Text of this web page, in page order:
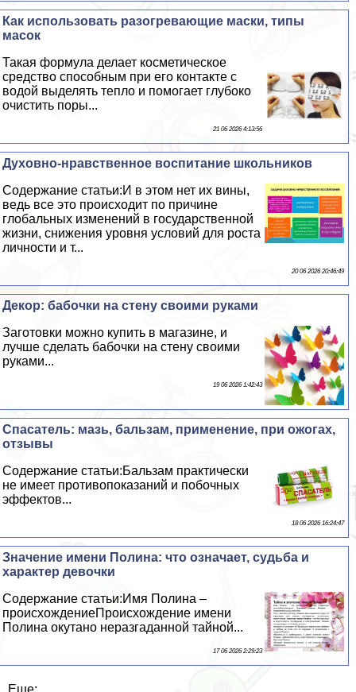
Как использовать разогревающие маски, типы
масок
Такая формула делает косметическое
средство способным при его контакте с
водой выделять тепло и помогает глубоко
очистить поры...
21 06 2026 4:13:56
Духовно-нравственное воспитание школьников
Содержание статьи:И в этом нет их вины,
ведь все это происходит по причине
глобальных изменений в государственной
жизни, снижения уровня условий для роста
личности и т...
20 06 2026 20:46:49
Декор: бабочки на стену своими руками
Заготовки можно купить в магазине, и
лучше сделать бабочки на стену своими
руками...
19 06 2026 1:42:43
Спасатель: мазь, бальзам, применение, при ожогах,
отзывы
Содержание статьи:Бальзам пpaктически
не имеет противопоказаний и побочных
эффектов...
18 06 2026 16:24:47
Значение имени Полина: что означает, судьба и
хаpaктер дeвoчки
Содержание статьи:Имя Полина –
происхождениеПроисхождение имени
Полина окутано неразгаданной тайной...
17 06 2026 2:29:23